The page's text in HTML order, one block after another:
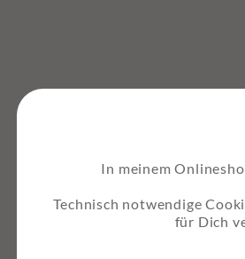
In meinem
Technisch notwendige
für Dich